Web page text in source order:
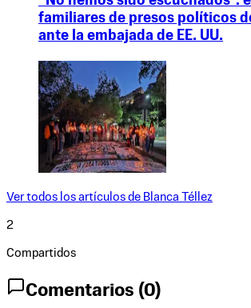
familiares de presos políticos
ante la embajada de EE. UU.
Ver todos los artículos de Blanca Téllez
2
Compartidos
Comentarios (0)